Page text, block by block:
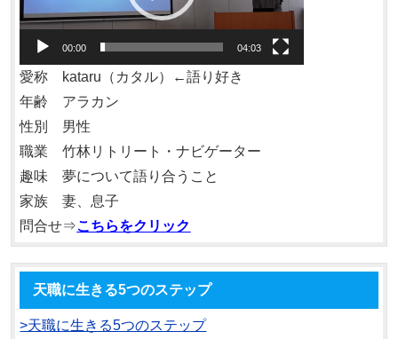
ー
ヤ
ー
00:00 04:03
愛称 kataru（カタル）←語り好き
年齢 アラカン
性別 男性
職業 竹林リトリート・ナビゲーター
趣味 夢について語り合うこと
家族 妻、息子
問合せ⇒こちらをクリック
天職に生きる5つのステップ
>天職に生きる5つのステップ